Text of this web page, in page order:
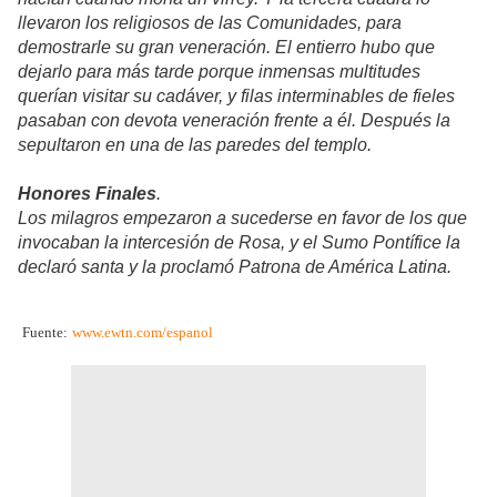
llevaron los religiosos de las Comunidades, para
demostrarle su gran veneración. El entierro hubo que
dejarlo para más tarde porque inmensas multitudes
querían visitar su cadáver, y filas interminables de fieles
pasaban con devota veneración frente a él. Después la
sepultaron en una de las paredes del templo.
Honores Finales.
Los milagros empezaron a sucederse en favor de los que
invocaban la intercesión de Rosa, y el Sumo Pontífice la
declaró santa y la proclamó Patrona de América Latina.
Fuente: www.ewtn.com/espanol